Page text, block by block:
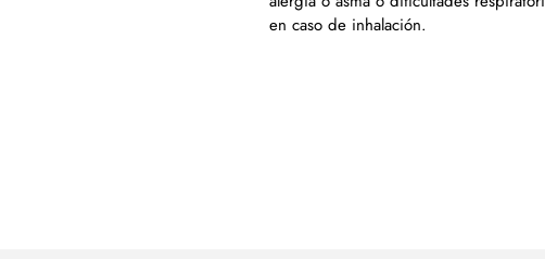
en caso de inhalación.